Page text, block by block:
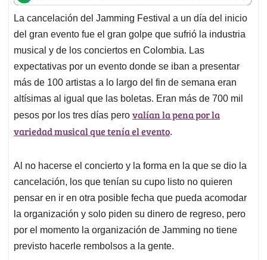
t
s
A
p
p
e
b
o
o
k
k
e
d
I
n
i
l
e
a
d
s
La cancelación del Jamming Festival a un día del inicio
del gran evento fue el gran golpe que sufrió la industria
musical y de los conciertos en Colombia. Las
expectativas por un evento donde se iban a presentar
más de 100 artistas a lo largo del fin de semana eran
altísimas al igual que las boletas. Eran más de 700 mil
pesos por los tres días pero valían la pena por la
variedad musical que tenía el evento.
Al no hacerse el concierto y la forma en la que se dio la
cancelación, los que tenían su cupo listo no quieren
pensar en ir en otra posible fecha que pueda acomodar
la organización y solo piden su dinero de regreso, pero
por el momento la organización de Jamming no tiene
previsto hacerle rembolsos a la gente.